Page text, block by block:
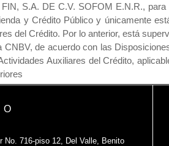
S.A. DE C.V. SOFOM E.N.R.,
y Crédito Público y únicamente
del Crédito. Por lo anterior, está
de acuerdo con las
Auxiliares del Crédito,
No. 716-piso 12, Del Valle, Benito